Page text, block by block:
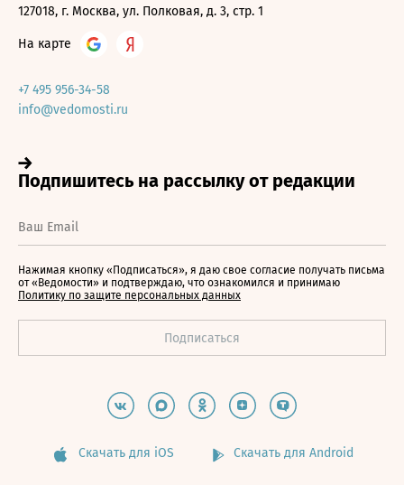
127018, г. Москва, ул. Полковая, д. 3, стр. 1
На карте
+7 495 956-34-58
info@vedomosti.ru
Нажимая кнопку «Подписаться», я даю свое согласие получать письма
от «Ведомости» и подтверждаю, что ознакомился и принимаю
Политику по защите персональных данных
Скачать для iOS Скачать для Android